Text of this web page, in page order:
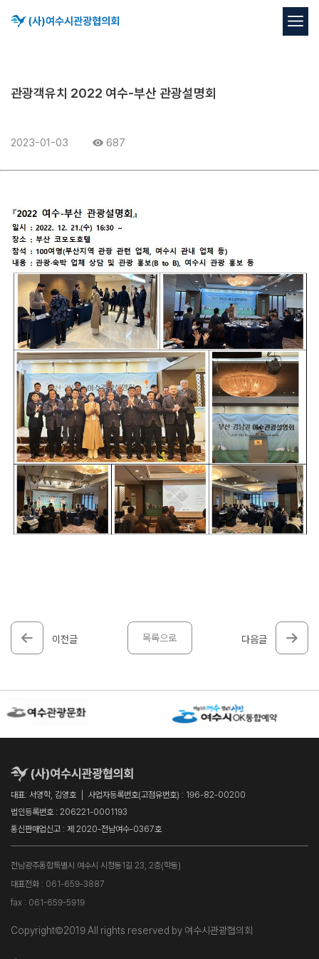
관광객유치 2022 여수-부산 관광설명회
2023-01-03 687
이전글 목록으로 다음글
대표: 서영학, 김영호
사업자등록번호(고점유번호) : 196-82-00200
법인등록번호 : 206221-0001193
통신판매업신고 : 제 2020-전남여수-0367호
전남광주통합특별시 여수시 시청동1길 23, 2층(학동)
대표전화 : 061-659-3887
fax : 061-659-5919
Copyright©2019 All rights reserved by 여수시관광협의회